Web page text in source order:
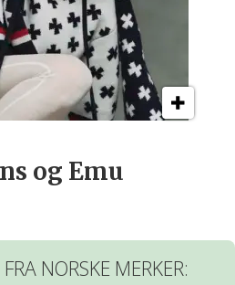
og Emu
NORSKE MERKER: